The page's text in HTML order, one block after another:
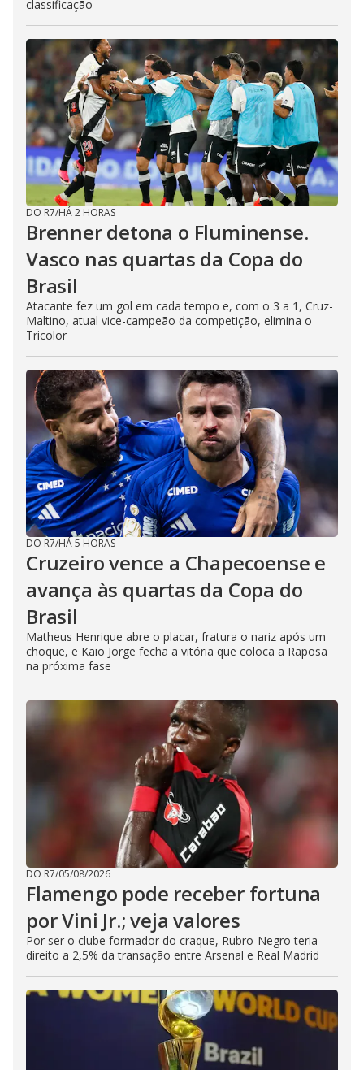
classificação
DO R7/HÁ 2 HORAS
Brenner detona o Fluminense.
Vasco nas quartas da Copa do
Brasil
Atacante fez um gol em cada tempo e, com o 3 a 1, Cruz-
Maltino, atual vice-campeão da competição, elimina o
Tricolor
DO R7/HÁ 5 HORAS
Cruzeiro vence a Chapecoense e
avança às quartas da Copa do
Brasil
Matheus Henrique abre o placar, fratura o nariz após um
choque, e Kaio Jorge fecha a vitória que coloca a Raposa
na próxima fase
DO R7/05/08/2026
Flamengo pode receber fortuna
por Vini Jr.; veja valores
Por ser o clube formador do craque, Rubro-Negro teria
direito a 2,5% da transação entre Arsenal e Real Madrid